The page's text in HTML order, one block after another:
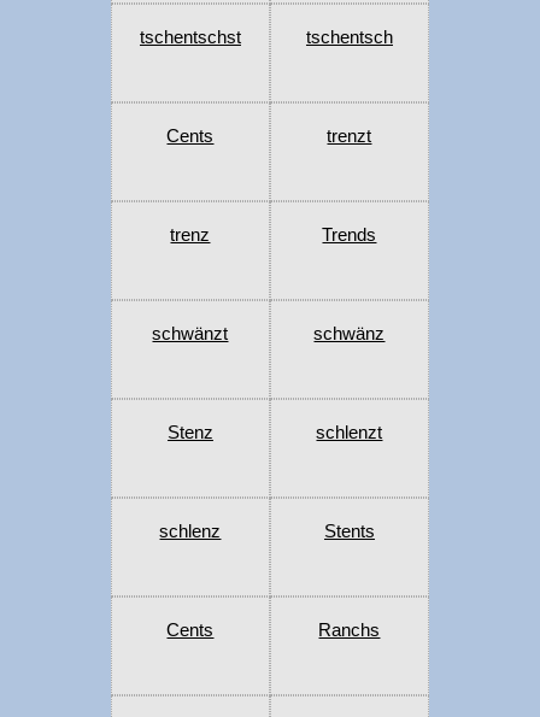
tschentschst tschentsch
Cents trenzt
trenz Trends
schwänzt schwänz
Stenz schlenzt
schlenz Stents
Cents Ranchs